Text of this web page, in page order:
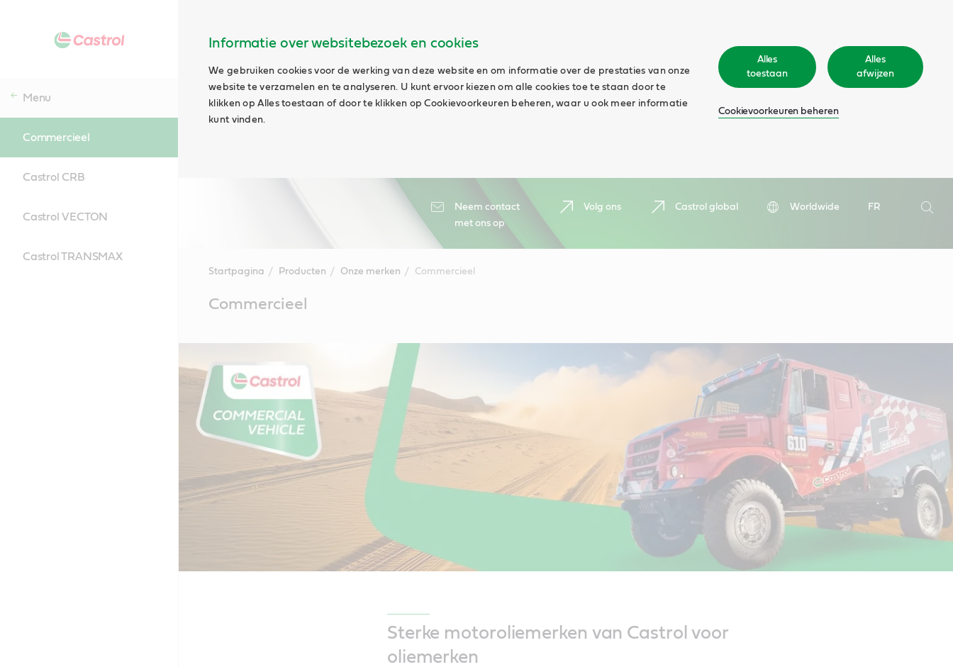
Informatie over websitebezoek en cookies
We gebruiken cookies voor de werking van deze website en om informatie over de prestaties van onze
website te verzamelen en te analyseren. U kunt ervoor kiezen om alle cookies toe te staan door te
klikken op Alles toestaan of door te klikken op Cookievoorkeuren beheren, waar u ook meer informatie
kunt vinden.
Alles
toestaan
Alles
afwijzen
Cookievoorkeuren beheren
Neem contact
met ons op
Volg ons Castrol global Worldwide
FR
Zoeken
Menu
Commercieel
Castrol CRB
Castrol VECTON
Castrol TRANSMAX
Startpagina Producten Onze merken Commercieel
ContentCommercieel
Sterke motoroliemerken van Castrol voor
oliemerken